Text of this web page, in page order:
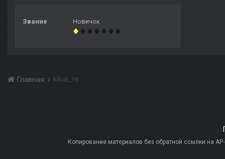
Звание Новичок
Главная kilua_re
Копирование материалов без обратной ссылки на